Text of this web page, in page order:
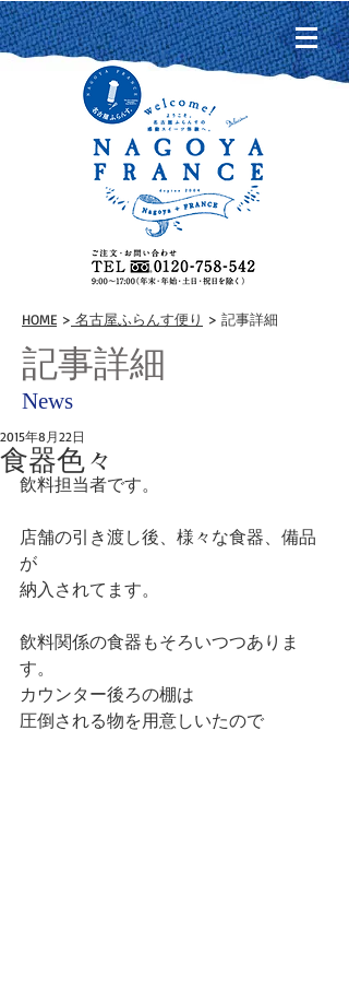
HOME > 名古屋ふらんす便り > 記事詳細
記事詳細
News
食器色々
2015年8月22日
飲料担当者です。
店舗の引き渡し後、様々な食器、備品
が
納入されてます。
飲料関係の食器もそろいつつありま
す。
カウンター後ろの棚は
圧倒される物を用意しいたので